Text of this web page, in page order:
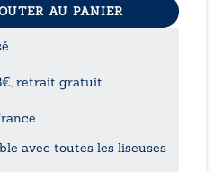
AU PANIER
retrait gratuit
avec toutes les liseuses